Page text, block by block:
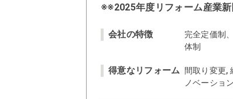
※※2025年度リフォーム産業
会社の特徴
完全定価制
体制
得意なリフォーム
間取り変更,
ノベーション